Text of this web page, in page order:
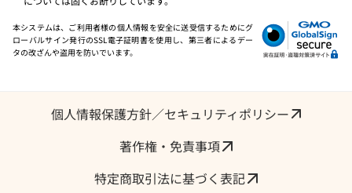
本システムは、ご利用者様の個人情報を安全に送受信するためにグ
ローバルサイン発行のSSL電子証明書を使用し、第三者によるデー
タの改ざんや盗用を防いでいます。
個人情報保護方針／セキュリティポリシー
著作権・免責事項
特定商取引法に基づく表記